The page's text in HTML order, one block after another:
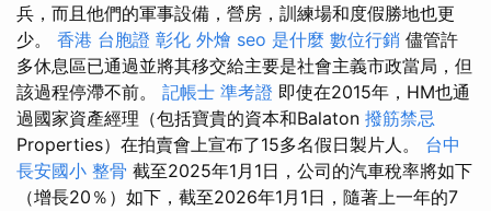
兵，而且他們的軍事設備，營房，訓練場和度假勝地也更
少。 香港 台胞證 彰化 外燴 seo 是什麼 數位行銷 儘管許
多休息區已通過並將其移交給主要是社會主義市政當局，但
該過程停滯不前。 記帳士 準考證 即使在2015年，HM也通
過國家資產經理（包括寶貴的資本和Balaton 撥筋禁忌
Properties）在拍賣會上宣布了15多名假日製片人。 台中
長安國小 整骨 截至2025年1月1日，公司的汽車稅率將如下
（增長20％）如下，截至2026年1月1日，隨著上一年的7